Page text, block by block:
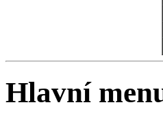
Hlavní